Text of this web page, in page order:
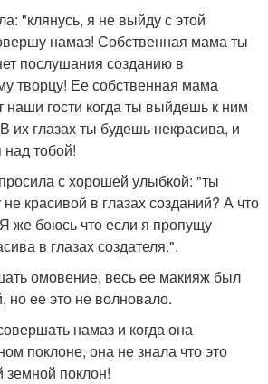
"клянусь, я не выйду с этой
намаз! Собственная мама ты
послушания созданию в
творцу! Ее собственная мама
наши гости когда ты выйдешь к ним
их глазах ты будешь некрасива, и
над тобой!
с хорошей улыбкой: "ты
красивой в глазах созданий? А что
же боюсь что если я пропущу
в глазах создателя.".
омовение, весь ее макияж был
но ее это не волновало.
намаз и когда она
поклоне, она не знала что это
земной поклон!